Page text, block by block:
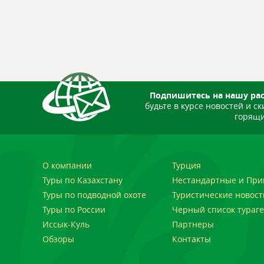
Подпишитесь на нашу
будьте в курсе новостей и
О компании
Турция
Туры по Казахстану
Нестандартные и
Туры по подводной охоте
Туристические
Туры по России
Черный список
Иссык-Куль
Партнеры
Обзоры
Контакты